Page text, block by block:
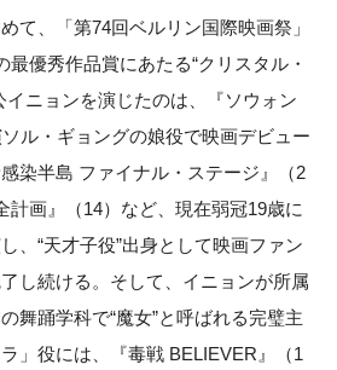
て、「第74回ベルリン国際映画祭」
最優秀作品賞にあたる“クリスタル・
イニョンを演じたのは、『ソウォン
ル・ギョングの娘役で映画デビュー
染半島 ファイナル・ステージ』（2
計画』（14）など、現在弱冠19歳に
、“天才子役”出身として映画ファン
し続ける。そして、イニョンが所属
舞踊学科で“魔女”と呼ばれる完璧主
」役には、『毒戦 BELIEVER』（1